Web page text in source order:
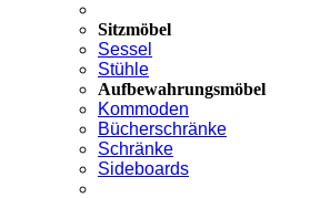
Sitzmöbel
Sessel
Stühle
Aufbewahrungsmöbel
Kommoden
Bücherschränke
Schränke
Sideboards